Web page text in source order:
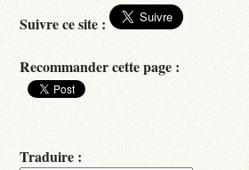
Suivre ce site :
Recommander cette page :
Traduire :